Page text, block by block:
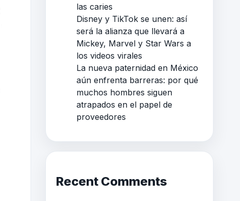
las caries
Disney y TikTok se unen: así
será la alianza que llevará a
Mickey, Marvel y Star Wars a
los videos virales
La nueva paternidad en México
aún enfrenta barreras: por qué
muchos hombres siguen
atrapados en el papel de
proveedores
Recent Comments